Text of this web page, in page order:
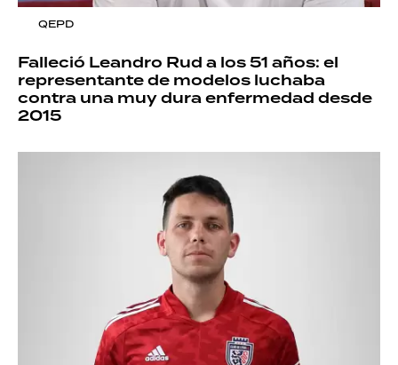
QEPD
Falleció Leandro Rud a los 51 años: el
representante de modelos luchaba
contra una muy dura enfermedad desde
2015